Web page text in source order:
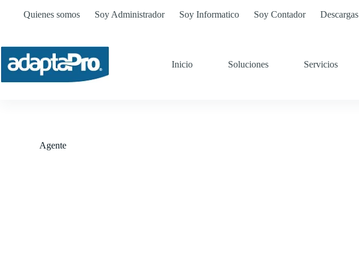
Quienes somos Soy Administrador Soy Informatico Soy Contador Descargas
Inicio Soluciones Servicios
Agente